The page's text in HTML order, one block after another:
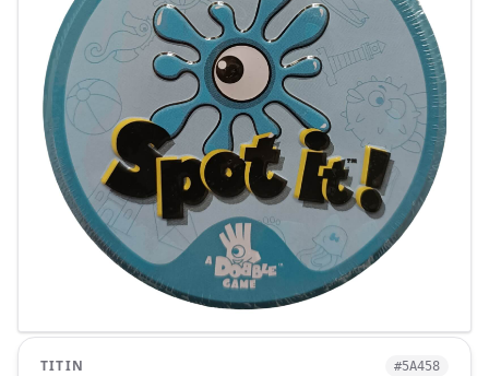
TITIN #5A458